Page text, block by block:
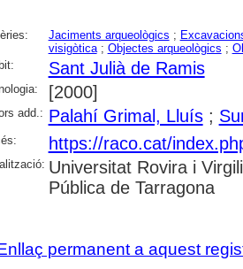
Jaciments arqueològics ;
visigòtica; Objectes arqueològics ;
Sant Julià de Ramis
[2000]
add.: Palahí Grimal, Lluís;
https://raco.cat/
Universitat Rovira i
Pública de Tarragona
permanent a aquest